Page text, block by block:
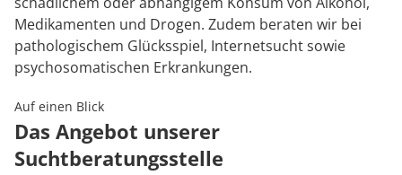
Medikamenten und Drogen. Zudem beraten wir bei
pathologischem Glücksspiel, Internetsucht sowie
psychosomatischen Erkrankungen.
Auf einen Blick
Das Angebot unserer
Suchtberatungsstelle